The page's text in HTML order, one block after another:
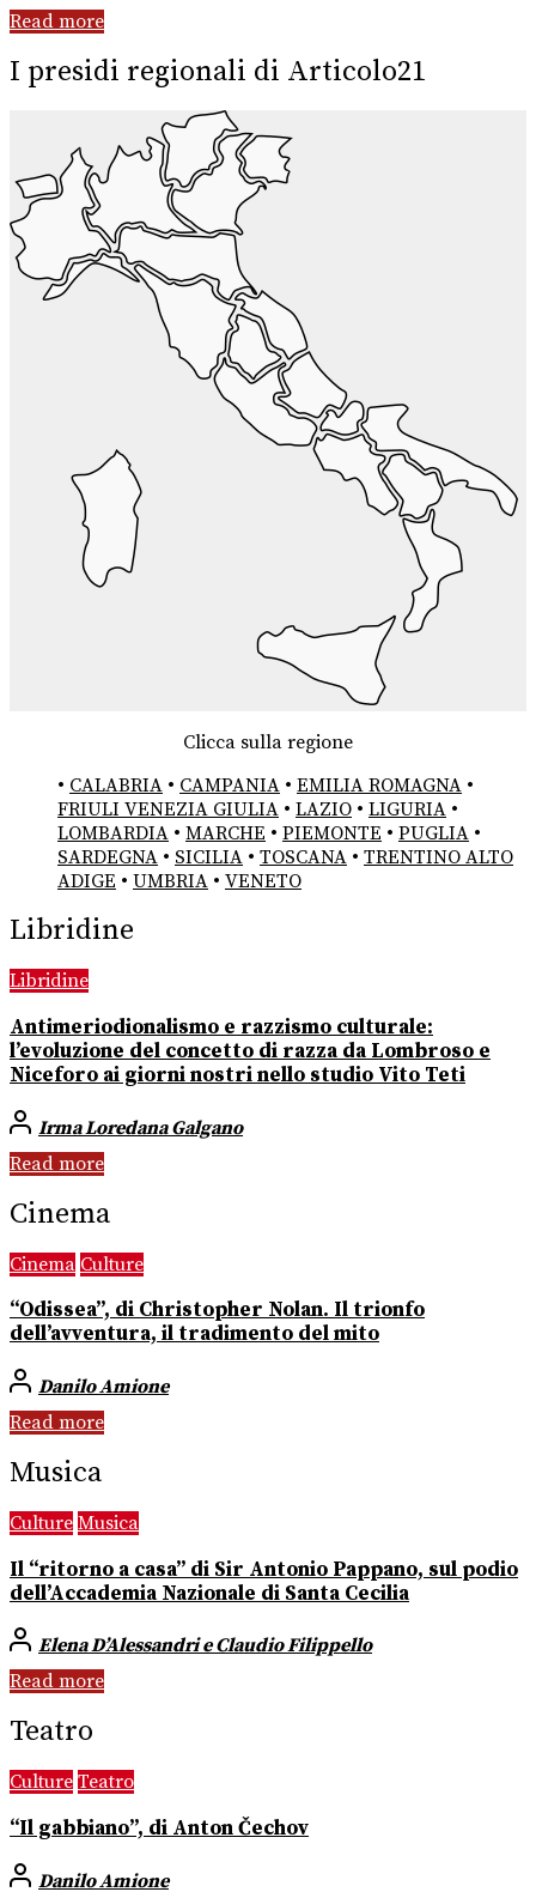
Read more
I presidi regionali di Articolo21
Clicca sulla regione
• CALABRIA • CAMPANIA • EMILIA ROMAGNA •
FRIULI VENEZIA GIULIA • LAZIO • LIGURIA •
LOMBARDIA • MARCHE • PIEMONTE • PUGLIA •
SARDEGNA • SICILIA • TOSCANA • TRENTINO ALTO
ADIGE • UMBRIA • VENETO
Libridine
Libridine
Antimeriodionalismo e razzismo culturale:
l’evoluzione del concetto di razza da Lombroso e
Niceforo ai giorni nostri nello studio Vito Teti
Irma Loredana Galgano
Read more
Cinema
Cinema Culture
“Odissea”, di Christopher Nolan. Il trionfo
dell’avventura, il tradimento del mito
Danilo Amione
Read more
Musica
Culture Musica
Il “ritorno a casa” di Sir Antonio Pappano, sul podio
dell’Accademia Nazionale di Santa Cecilia
Elena D’Alessandri e Claudio Filippello
Read more
Teatro
Culture Teatro
“Il gabbiano”, di Anton Čechov
Danilo Amione